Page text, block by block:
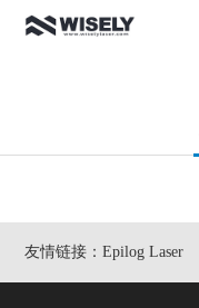
友情链接：Epilog Laser